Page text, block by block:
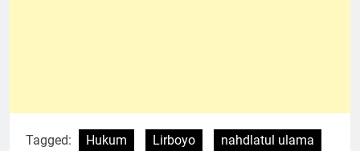
Tagged: Hukum Lirboyo
nahdlatul ulama